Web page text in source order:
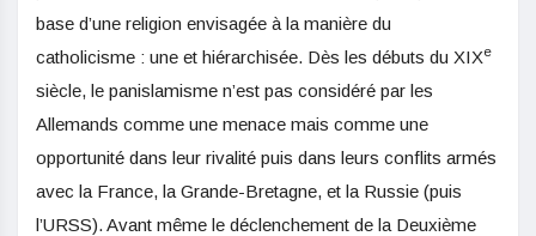
base d’une religion envisagée à la manière du
catholicisme : une et hiérarchisée. Dès les débuts du XIXe
siècle, le panislamisme n’est pas considéré par les
Allemands comme une menace mais comme une
opportunité dans leur rivalité puis dans leurs conflits armés
avec la France, la Grande-Bretagne, et la Russie (puis
l’URSS). Avant même le déclenchement de la Deuxième